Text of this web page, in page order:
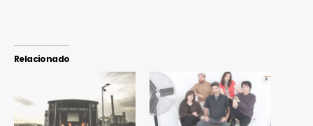
Relacionado